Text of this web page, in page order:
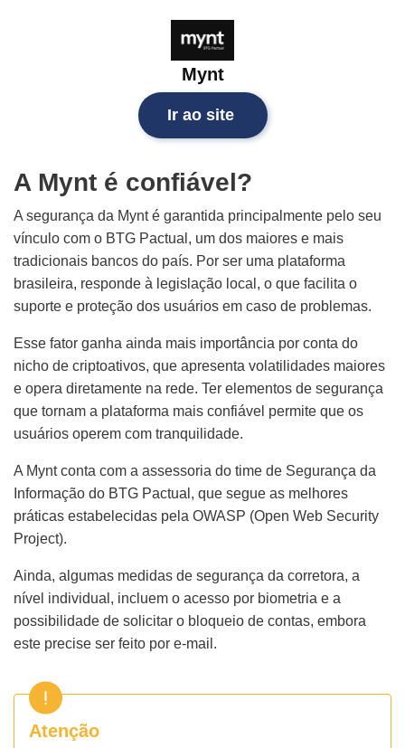
Mynt
Ir ao site
A Mynt é confiável?
A segurança da Mynt é garantida principalmente pelo seu
vínculo com o BTG Pactual, um dos maiores e mais
tradicionais bancos do país. Por ser uma plataforma
brasileira, responde à legislação local, o que facilita o
suporte e proteção dos usuários em caso de problemas.
Esse fator ganha ainda mais importância por conta do
nicho de criptoativos, que apresenta volatilidades maiores
e opera diretamente na rede. Ter elementos de segurança
que tornam a plataforma mais confiável permite que os
usuários operem com tranquilidade.
A Mynt conta com a assessoria do time de Segurança da
Informação do BTG Pactual, que segue as melhores
práticas estabelecidas pela OWASP (Open Web Security
Project).
Ainda, algumas medidas de segurança da corretora, a
nível individual, incluem o acesso por biometria e a
possibilidade de solicitar o bloqueio de contas, embora
este precise ser feito por e-mail.
Atenção